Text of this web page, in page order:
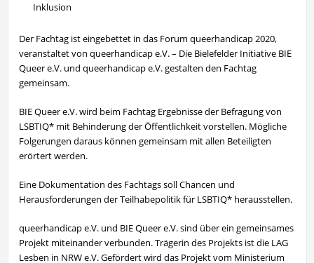
Inklusion
Der Fachtag ist eingebettet in das Forum queerhandicap 2020,
veranstaltet von queerhandicap e.V. – Die Bielefelder Initiative BIE
Queer e.V. und queerhandicap e.V. gestalten den Fachtag
gemeinsam.
BIE Queer e.V. wird beim Fachtag Ergebnisse der Befragung von
LSBTIQ* mit Behinderung der Öffentlichkeit vorstellen. Mögliche
Folgerungen daraus können gemeinsam mit allen Beteiligten
erörtert werden.
Eine Dokumentation des Fachtags soll Chancen und
Herausforderungen der Teilhabepolitik für LSBTIQ* herausstellen.
queerhandicap e.V. und BIE Queer e.V. sind über ein gemeinsames
Projekt miteinander verbunden. Trägerin des Projekts ist die LAG
Lesben in NRW e.V. Gefördert wird das Projekt vom Ministerium